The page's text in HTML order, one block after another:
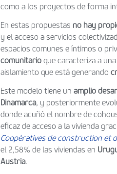
como a los proyectos de forma
En estas propuestas no hay
y el acceso a servicios
espacios comunes e íntimos o
comunitario que caracteriza a
aislamiento que está generando
Este modelo tiene un amplio
Dinamarca, y posteriormente
donde acuñó el nombre de
eficaz de acceso a la vivienda
Coopératives de construction et
el 2,58% de las viviendas en
Austria.